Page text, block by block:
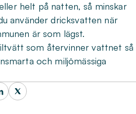
helt på natten, så minskar
använder dricksvatten när
är som lägst.
som återvinner vattnet så
och miljömässiga